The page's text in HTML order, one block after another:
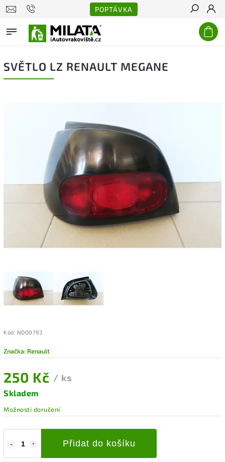
POPTÁVKA
Hledat
SVĚTLO LZ RENAULT MEGANE
Kód: ND00793
Značka: Renault
250 Kč / ks
Skladem
Možnosti doručení
Přidat do košíku